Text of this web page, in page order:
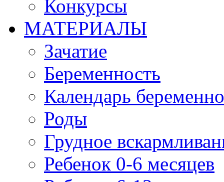
Конкурсы
МАТЕРИАЛЫ
Зачатие
Беременность
Календарь
Роды
Грудное
Ребенок 0-6 месяцев